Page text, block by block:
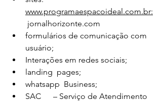
www.programaespacoideal.com.br:
jornalhorizonte.com
formulários de comunicação com
usuário;
Interações em redes sociais;
landing  pages;
whatsapp  Business;
SAC      – Serviço de Atendimento